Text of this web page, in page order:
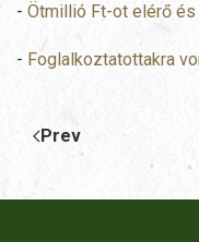
- Ötmillió Ft-ot elérő
- Foglalkoztatottakra
Prev